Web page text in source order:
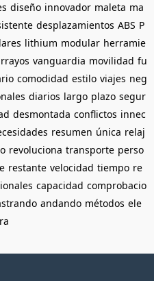
diseño innovador maleta ma
desplazamientos ABS P
lithium modular herramie
vanguardia movilidad fu
comodidad estilo viajes neg
diarios largo plazo segur
desmontada conflictos innec
resumen única relaj
revoluciona transporte perso
restante velocidad tiempo re
capacidad comprobacio
andando métodos ele